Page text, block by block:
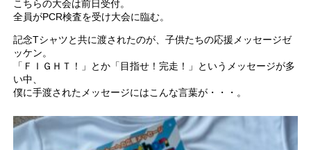
こちらの大会は前日受付。
全員がPCR検査を受け大会に臨む。
記念Tシャツと共に渡されたのが、子供たちの応援メッセージゼ
ッケン。
「ＦＩＧＨＴ！」とか「目指せ！完走！」というメッセージが多
い中、
僕に手渡されたメッセージにはこんな言葉が・・・。